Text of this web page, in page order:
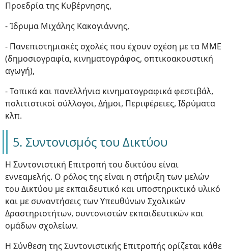
Προεδρία της Κυβέρνησης,
- Ίδρυμα Μιχάλης Κακογιάννης,
- Πανεπιστημιακές σχολές που έχουν σχέση με τα ΜΜΕ
(δημοσιογραφία, κινηματογράφος, οπτικοακουστική
αγωγή),
- Τοπικά και πανελλήνια κινηματογραφικά φεστιβάλ,
πολιτιστικοί σύλλογοι, Δήμοι, Περιφέρειες, Ιδρύματα
κλπ.
5. Συντονισμός του Δικτύου
Η Συντονιστική Επιτροπή του δικτύου είναι
εννεαμελής. Ο ρόλος της είναι η στήριξη των μελών
του Δικτύου με εκπαιδευτικό και υποστηρικτικό υλικό
και με συναντήσεις των Υπευθύνων Σχολικών
Δραστηριοτήτων, συντονιστών εκπαιδευτικών και
ομάδων σχολείων.
Η Σύνθεση της Συντονιστικής Επιτροπής ορίζεται κάθε